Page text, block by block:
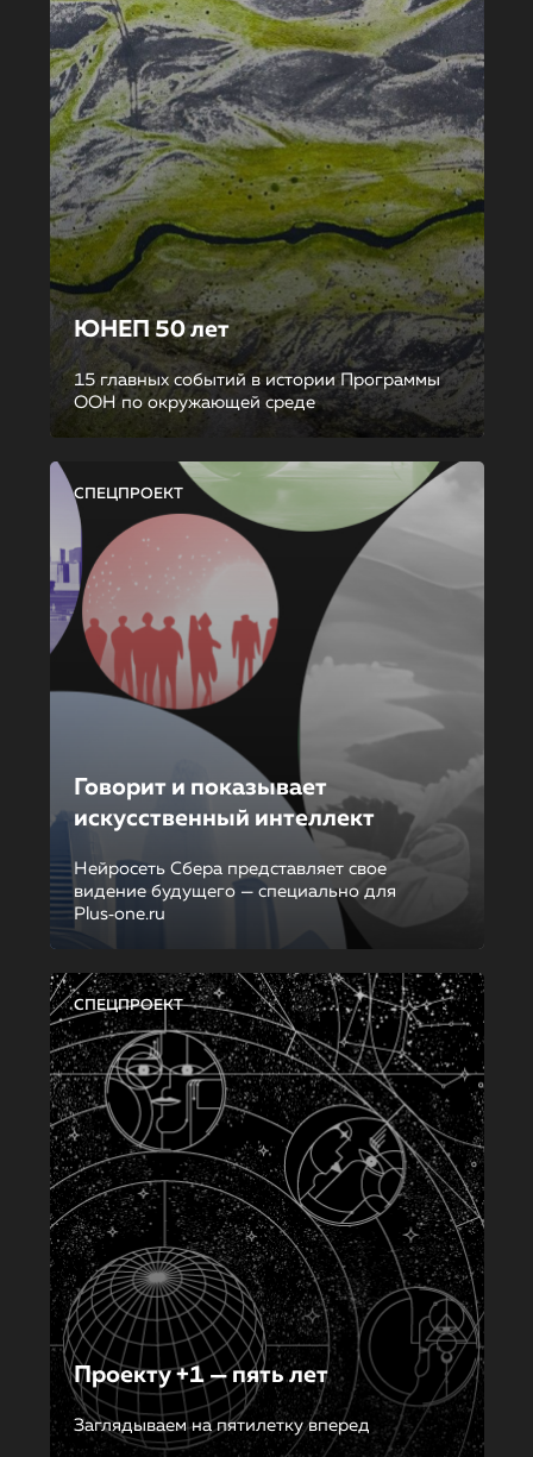
ЮНЕП 50 лет
15 главных событий в истории Программы
ООН по окружающей среде
СПЕЦПРОЕКТ
Говорит и показывает
искусственный интеллект
Нейросеть Сбера представляет свое
видение будущего — специально для
Plus‑one.ru
СПЕЦПРОЕКТ
Проекту +1 — пять лет
Заглядываем на пятилетку вперед